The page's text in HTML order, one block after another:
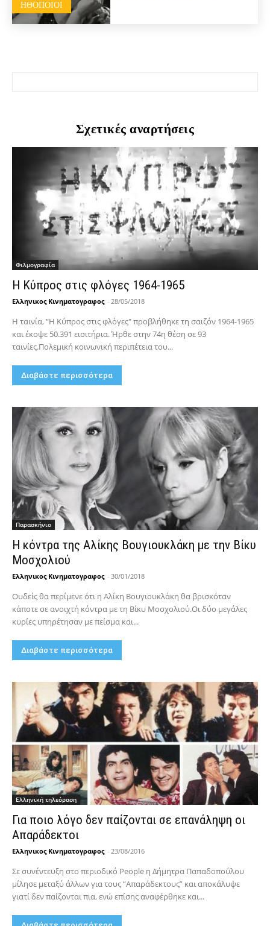
HΘΟΠΟΙΟΊ
Σχετικές αναρτήσεις
Φιλμογραφία
Η Κύπρος στις φλόγες 1964-1965
Ελληνικος Κινηματογραφος - 28/05/2018
Η ταινία, "Η Κύπρος στις φλόγες" προβλήθηκε τη σαιζόν 1964-1965
και έκοψε 50.391 εισιτήρια. Ήρθε στην 74η θέση σε 93
ταινίες.Πολεμική κοινωνική περιπέτεια του...
Διαβάστε περισσότερα
Παρασκήνιο
Η κόντρα της Αλίκης Βουγιουκλάκη με την Βίκυ
Μοσχολιού
Ελληνικος Κινηματογραφος - 30/01/2018
Ουδείς θα περίμενε ότι η Αλίκη Βουγιουκλάκη θα βρισκόταν
κάποτε σε ανοιχτή κόντρα με τη Βίκυ Μοσχολιού.Οι δύο μεγάλες
κυρίες υπηρέτησαν με πείσμα και...
Διαβάστε περισσότερα
Ελληνική τηλεόραση
Για ποιο λόγο δεν παίζονται σε επανάληψη οι
Απαράδεκτοι
Ελληνικος Κινηματογραφος - 23/08/2016
Σε συνέντευξη στο περιοδικό People η Δήμητρα Παπαδοπούλου
μίλησε μεταξύ άλλων για τους “Απαράδεκτους” και αποκάλυψε
γιατί δεν παίζονται πια, ενώ επίσης αναφέρθηκε και...